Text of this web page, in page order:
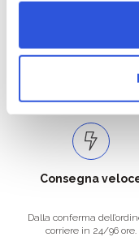
Oltre 50.000
Catalogo prodotti ampio e
per soddisfare tutte le
Consegna
Dalla conferma
corriere in 24/96 ore.